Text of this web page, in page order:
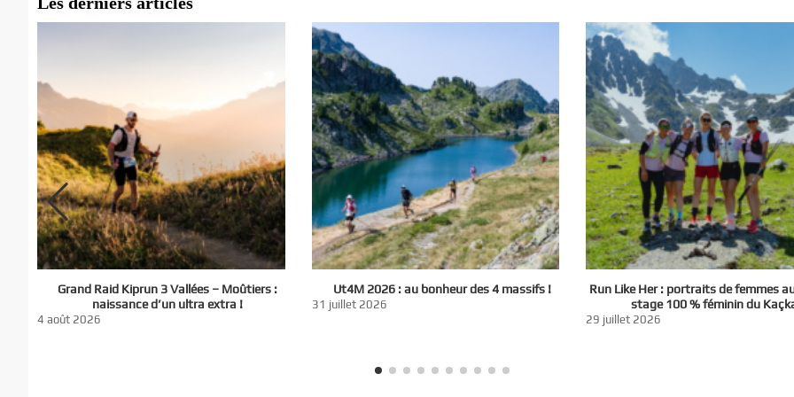
Grand Raid Kiprun 3 Vallées – Moûtiers :
naissance d’un ultra extra !
4 août 2026
Ut4M 2026 : au bonheur des 4 massifs !
31 juillet 2026
Run Like Her : portraits de femmes
stage 100 % féminin du
29 juillet 2026